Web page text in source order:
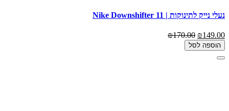
נעלי נייק לתינוקות | Nike Downshifter 11
₪149.00
₪170.00
הוספה לסל